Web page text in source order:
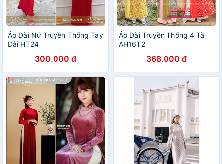
Áo Dài Nữ Truyền Thống Tay
Dài HT24
300.000 đ
Áo Dài Truyền Thống 4 Tà
AH16T2
368.000 đ